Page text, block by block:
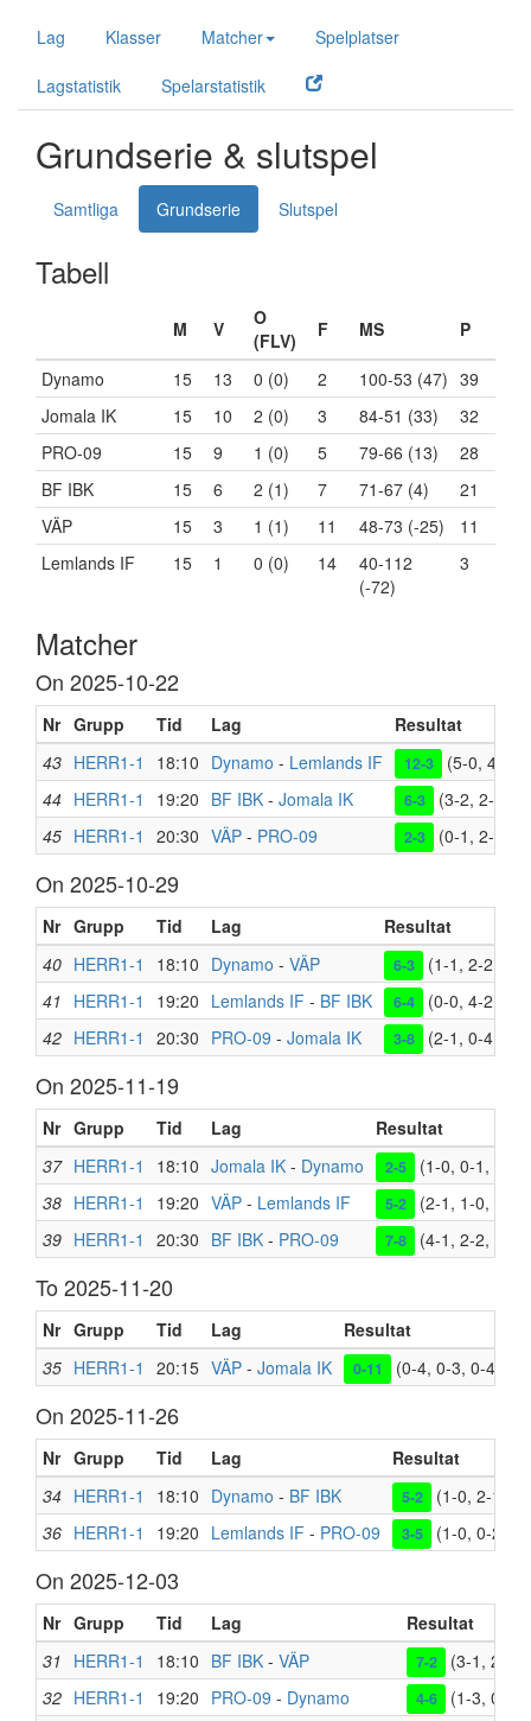
Lag Klasser Matcher Spelplatser
Lagstatistik Spelarstatistik
Grundserie & slutspel
Samtliga Grundserie Slutspel
Tabell
M V
O
(FLV)
F MS P
Dynamo 15 13 0 (0) 2 100-53 (47) 39
Jomala IK
15 10 2 (0) 3 84-51 (33)
32
PRO-09
15 9 1 (0) 5 79-66 (13)
28
BF IBK
15 6 2 (1) 7 71-67 (4)
21
VÄP
15 3 1 (1) 11 48-73 (-25)
11
Lemlands IF
15 1 0 (0) 14
40-112
(-72)
3
Matcher
On 2025-10-22
Nr Grupp Tid Lag
Resultat
43 HERR1-1 18:10 Dynamo - Lemlands IF 12-3
(5-0, 4-0,
44 HERR1-1 19:20 BF IBK - Jomala IK 6-3
(3-2, 2-1,
45 HERR1-1 20:30 VÄP - PRO-09 2-3 (0-1, 2-1,
On 2025-10-29
Nr Grupp Tid Lag
Resultat
40 HERR1-1 18:10 Dynamo - VÄP 6-3
(1-1, 2-2, 3-
41 HERR1-1 19:20 Lemlands IF - BF IBK 6-4
(0-0, 4-2, 2-
42 HERR1-1 20:30 PRO-09 - Jomala IK 3-8 (2-1, 0-4, 1-
On 2025-11-19
Nr Grupp Tid Lag
Resultat
37 HERR1-1 18:10 Jomala IK - Dynamo 2-5
(1-0, 0-1, 1-4)
38 HERR1-1 19:20 VÄP - Lemlands IF 5-2
(2-1, 1-0, 2-1)
39 HERR1-1 20:30 BF IBK - PRO-09 7-8 (4-1, 2-2, 1-5)
To 2025-11-20
Nr Grupp Tid Lag Resultat
35 HERR1-1 20:15 VÄP - Jomala IK 0-11 (0-4, 0-3, 0-4)
On 2025-11-26
Nr Grupp Tid Lag
Resultat
34 HERR1-1 18:10 Dynamo - BF IBK 5-2
(1-0, 2-1, 2-
36 HERR1-1 19:20 Lemlands IF - PRO-09 3-5 (1-0, 0-2, 2-
On 2025-12-03
Nr Grupp Tid Lag
Resultat
31 HERR1-1 18:10 BF IBK - VÄP 7-2
(3-1, 2-1,
32 HERR1-1 19:20 PRO-09 - Dynamo 4-6
(1-3, 0-2,